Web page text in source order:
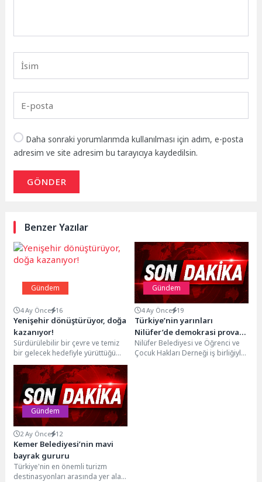
Daha sonraki yorumlarımda kullanılması için adım, e-posta
adresim ve site adresim bu tarayıcıya kaydedilsin.
GÖNDER
Benzer Yazılar
Gündem
4 Ay Önce 16
Yenişehir dönüştürüyor, doğa
kazanıyor!
Sürdürülebilir bir çevre ve temiz
bir gelecek hedefiyle yürüttüğü
çalışmalar kapsamında 10 farklı
hizmet binasında...
Gündem
4 Ay Önce 19
Türkiye’nin yarınları
Nilüfer’de demokrasi provası
yaptı
Nilüfer Belediyesi ve Öğrenci ve
Çocuk Hakları Derneği iş birliğiyle
Gündem
2 Ay Önce 12
Kemer Belediyesi’nin mavi
bayrak gururu
Türkiye'nin en önemli turizm
destinasyonları arasında yer alan